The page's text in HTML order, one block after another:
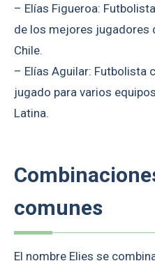
– Elías Figueroa:
de los mejores jugadores
Chile.
– Elías Aguilar: Futbolista
jugado para varios
Latina.
comunes
El nombre Elies se